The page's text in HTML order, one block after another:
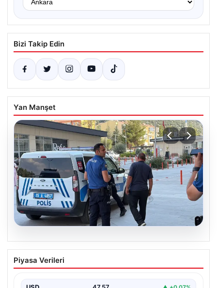
Bizi Takip Edin
Yan Manşet
05.08.2026
Burdur’da Park Yeri Kavgası Kanlı Çıktı:
Baba ve Oğlu Bıçakla Yaralandı
anlaşmazlık, komşular arasında kısa sürede büyüyerek
Piyasa Verileri